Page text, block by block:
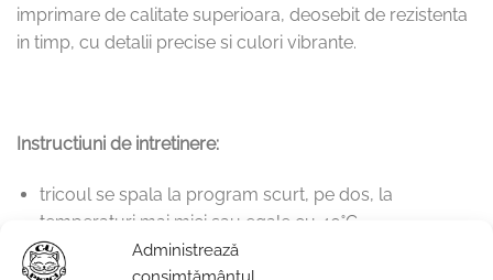
Administrează
consimțământul
imprimare de calitate superioara, deosebit de rezistenta
in timp, cu detalii precise si culori vibrante.
Instructiuni de intretinere:
tricoul se spala la program scurt, pe dos, la
temperaturi mai mici sau egale cu 40˚C
nu se va folosi balsam de rufe. Compozitia chimica a